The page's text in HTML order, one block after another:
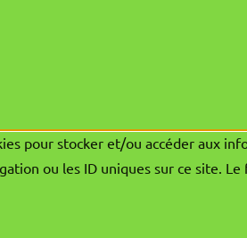
pour stocker et/ou accéder aux
ou les ID uniques sur ce site.